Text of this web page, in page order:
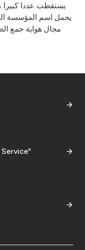
يستقطب عددا كبيرا
يحمل اسم المؤسسة
مجال هواية جمع